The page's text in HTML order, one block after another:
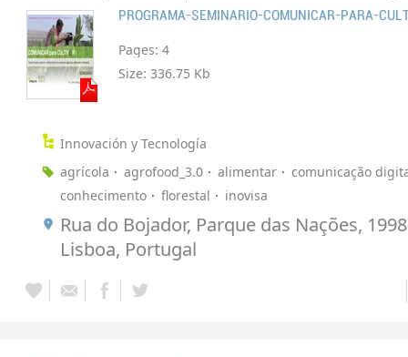
PROGRAMA-SEMINARIO-COMUNICAR-PARA-
Pages: 4
Size: 336.75 Kb
Innovación y Tecnología
agrícola
agrofood_3.0 alimentar
comunicação
conhecimento
florestal inovisa
Rua do Bojador, Parque das Nações,
Lisboa, Portugal